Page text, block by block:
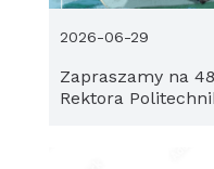
Zapraszamy na
Rektora
2026-06-29